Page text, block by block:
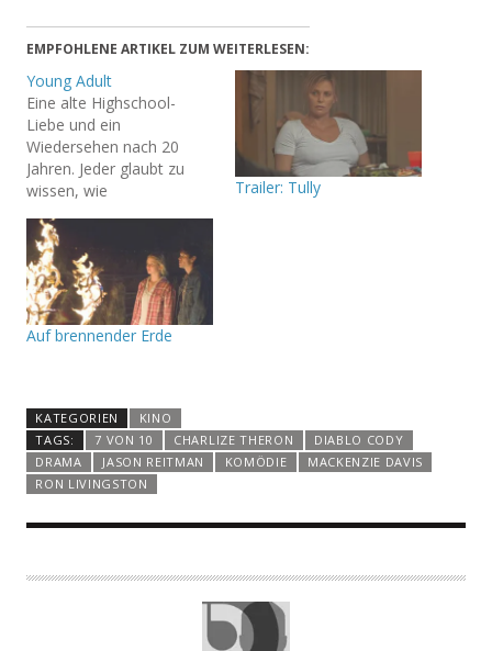
EMPFOHLENE ARTIKEL ZUM WEITERLESEN:
Young Adult
Eine alte Highschool-
Liebe und ein
Wiedersehen nach 20
Jahren. Jeder glaubt zu
wissen, wie
einem derartigen Inhalt
ausgehen. Bei Young
Adult verhält es sich
jedoch ein wenig anders.
Trailer: Tully
Auf brennender Erde
KATEGORIEN
KINO
TAGS:
7 VON 10 CHARLIZE THERON
DIABLO CODY
DRAMA
JASON REITMAN KOMÖDIE
MACKENZIE DAVIS
RON LIVINGSTON